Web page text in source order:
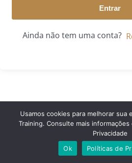
Entrar
Ainda não tem uma conta?
© 2024 Medical Training. Todos
Usamos cookies para melhorar sua
Training. Consulte mais
Privacidade
Ok
Políticas de